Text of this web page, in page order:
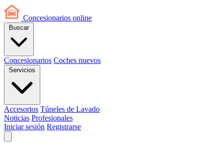
Concesionarios online
Buscar
Concesionarios Coches nuevos
Servicios
Accesorios Túneles de Lavado
Noticias Profesionales
Iniciar sesión Registrarse